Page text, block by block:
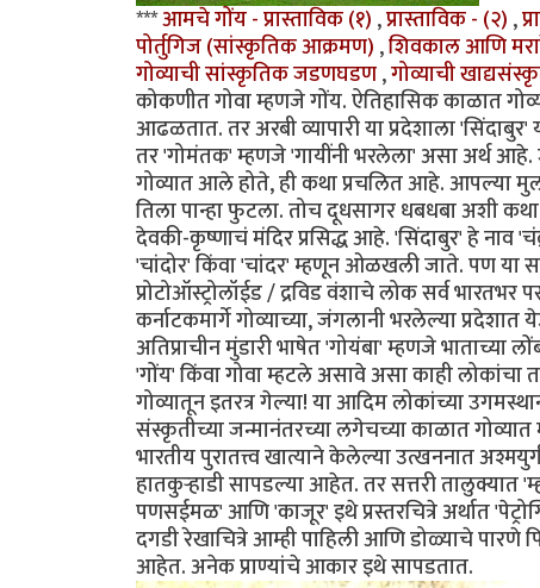
***आमचे गोंय - प्रास्ताविक (१),प्रास्ताविक - (२),
पोर्तुगिज (सांस्कृतिक आक्रमण),शिवकाल आणि
गोव्याची सांस्कृतिक जडणघडण,गोव्याची
कोकणीत गोवा म्हणजे गोंय. ऐतिहासिक काळात
आढळतात. तर अरबी व्यापारी या प्रदेशाला
तर 'गोमंतक' म्हणजे 'गायींनी भरलेला' असा अर्थ
गोव्यात आले होते, ही कथा प्रचलित आहे. आपल्या
तिला पान्हा फुटला. तोच दूधसागर धबधबा अशी
देवकी-कृष्णाचं मंदिर प्रसिद्ध आहे. 'सिंदाबुर' हे नाव
'चांदोर' किंवा 'चांदर' म्हणून ओळखली जाते. पण या
प्रोटोऑस्ट्रोलॉईड / द्रविड वंशाचे लोक सर्व
कर्नाटकमार्गे गोव्याच्या, जंगलानी भरलेल्या
अतिप्राचीन मुंडारी भाषेत 'गोयंबा' म्हणजे भाताच्या
'गोंय' किंवा गोवा म्हटले असावे असा काही
गोव्यातून इतरत्र गेल्या! या आदिम लोकांच्या
संस्कृतीच्या जन्मानंतरच्या लगेचच्या काळात गोव्यात
भारतीय पुरातत्त्व खात्याने केलेल्या उत्खननात
हातकुर्‍हाडी सापडल्या आहेत. तर सत्तरी
पणसईमळ' आणि 'काजूर' इथे प्रस्तरचित्रे अर्थात
दगडी रेखाचित्रे आम्ही पाहिली आणि डोळ्याचे पारणे
आहेत. अनेक प्राण्यांचे आकार इथे सापडतात.